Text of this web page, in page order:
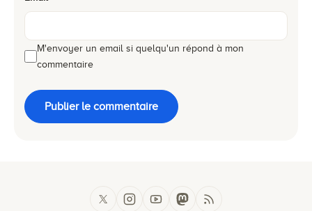
M'envoyer un email si quelqu'un répond à mon
commentaire
Publier le commentaire